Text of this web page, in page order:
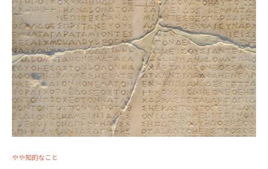
やや知的なこと